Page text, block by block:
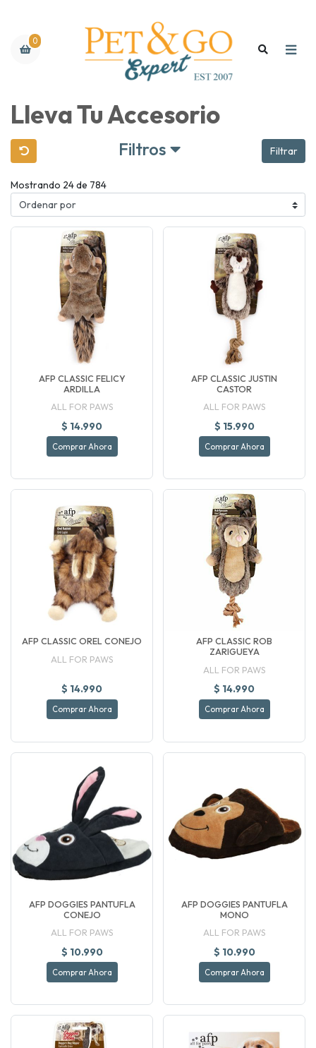
0
Lleva Tu Accesorio
Filtros Filtrar
Mostrando 24 de 784
AFP CLASSIC FELICY
ARDILLA
ALL FOR PAWS
$ 14.990
Comprar Ahora
AFP CLASSIC JUSTIN
CASTOR
ALL FOR PAWS
$ 15.990
Comprar Ahora
AFP CLASSIC OREL CONEJO
ALL FOR PAWS
$ 14.990
Comprar Ahora
AFP CLASSIC ROB
ZARIGUEYA
ALL FOR PAWS
$ 14.990
Comprar Ahora
AFP DOGGIES PANTUFLA
CONEJO
ALL FOR PAWS
$ 10.990
Comprar Ahora
AFP DOGGIES PANTUFLA
MONO
ALL FOR PAWS
$ 10.990
Comprar Ahora